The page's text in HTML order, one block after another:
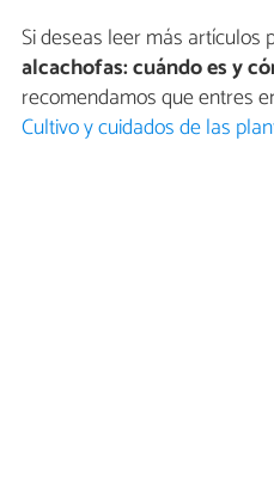
Si deseas leer más artículos
alcachofas: cuándo es y
recomendamos que entres
Cultivo y cuidados de las